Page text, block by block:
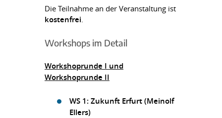
Die Teilnahme an der Veranstaltung ist
kostenfrei.
Workshops im Detail
Workshoprunde I und
Workshoprunde II
WS 1: Zukunft Erfurt (Meinolf
Ellers)